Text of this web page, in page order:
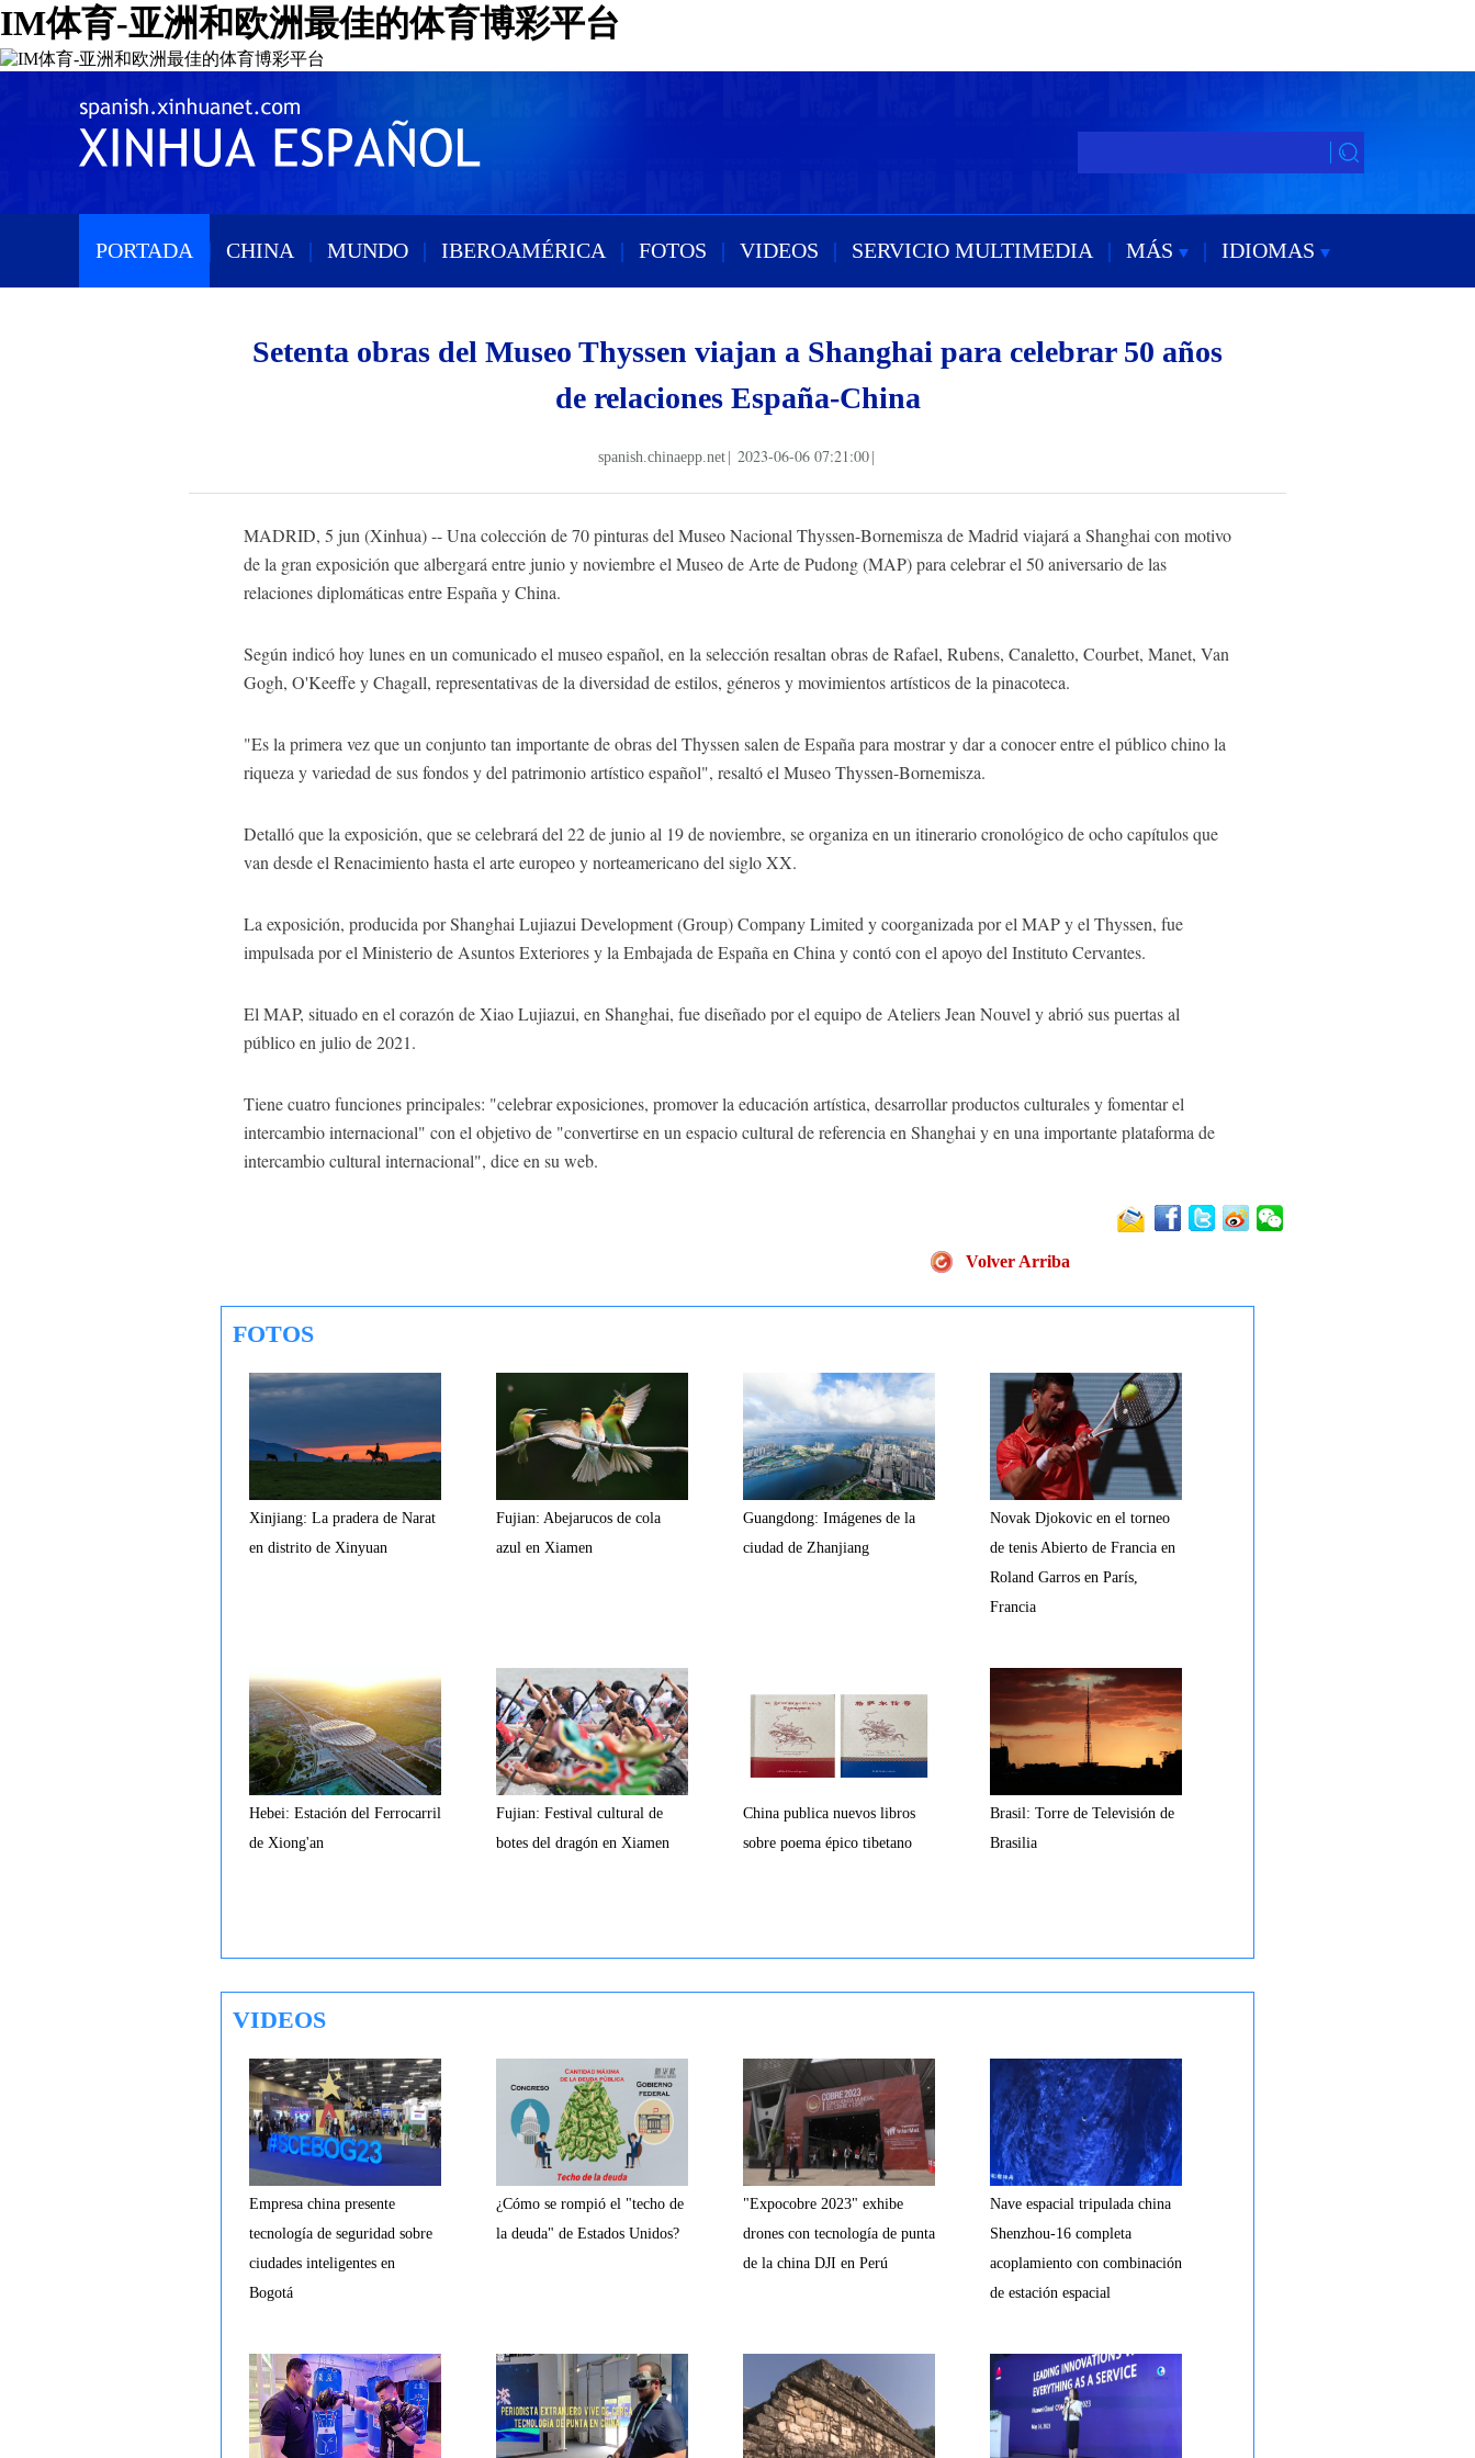
IM体育-亚洲和欧洲最佳的体育博彩平台
PORTADA | CHINA | MUNDO | IBEROAMÉRICA | FOTOS | VIDEOS | SERVICIO MULTIMEDIA | MÁS | IDIOMAS
Setenta obras del Museo Thyssen viajan a Shanghai para celebrar 50 años
de relaciones España-China
spanish.chinaepp.net 2023-06-06 07:21:00
MADRID, 5 jun (Xinhua) -- Una colección de 70 pinturas del Museo Nacional Thyssen-Bornemisza de Madrid viajará a Shanghai con motivo
de la gran exposición que albergará entre junio y noviembre el Museo de Arte de Pudong (MAP) para celebrar el 50 aniversario de las
relaciones diplomáticas entre España y China.
Según indicó hoy lunes en un comunicado el museo español, en la selección resaltan obras de Rafael, Rubens, Canaletto, Courbet, Manet, Van
Gogh, O'Keeffe y Chagall, representativas de la diversidad de estilos, géneros y movimientos artísticos de la pinacoteca.
"Es la primera vez que un conjunto tan importante de obras del Thyssen salen de España para mostrar y dar a conocer entre el público chino la
riqueza y variedad de sus fondos y del patrimonio artístico español", resaltó el Museo Thyssen-Bornemisza.
Detalló que la exposición, que se celebrará del 22 de junio al 19 de noviembre, se organiza en un itinerario cronológico de ocho capítulos que
van desde el Renacimiento hasta el arte europeo y norteamericano del siglo XX.
La exposición, producida por Shanghai Lujiazui Development (Group) Company Limited y coorganizada por el MAP y el Thyssen, fue
impulsada por el Ministerio de Asuntos Exteriores y la Embajada de España en China y contó con el apoyo del Instituto Cervantes.
El MAP, situado en el corazón de Xiao Lujiazui, en Shanghai, fue diseñado por el equipo de Ateliers Jean Nouvel y abrió sus puertas al
público en julio de 2021.
Tiene cuatro funciones principales: "celebrar exposiciones, promover la educación artística, desarrollar productos culturales y fomentar el
intercambio internacional" con el objetivo de "convertirse en un espacio cultural de referencia en Shanghai y en una importante plataforma de
intercambio cultural internacional", dice en su web.
Volver Arriba
FOTOS
Xinjiang: La pradera de Narat
en distrito de Xinyuan
Fujian: Abejarucos de cola
azul en Xiamen
Guangdong: Imágenes de la
ciudad de Zhanjiang
Novak Djokovic en el torneo
de tenis Abierto de Francia en
Roland Garros en París,
Francia
Hebei: Estación del Ferrocarril
de Xiong'an
Fujian: Festival cultural de
botes del dragón en Xiamen
China publica nuevos libros
sobre poema épico tibetano
Brasil: Torre de Televisión de
Brasilia
VIDEOS
Empresa china presente
tecnología de seguridad sobre
ciudades inteligentes en
Bogotá
¿Cómo se rompió el "techo de
la deuda" de Estados Unidos?
"Expocobre 2023" exhibe
drones con tecnología de punta
de la china DJI en Perú
Nave espacial tripulada china
Shenzhou-16 completa
acoplamiento con combinación
de estación espacial